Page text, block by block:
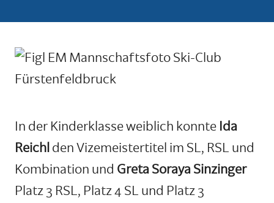
In der Kinderklasse weiblich konnte Ida
Reichl den Vizemeistertitel im SL, RSL und
Kombination und Greta Soraya Sinzinger
Platz 3 RSL, Platz 4 SL und Platz 3